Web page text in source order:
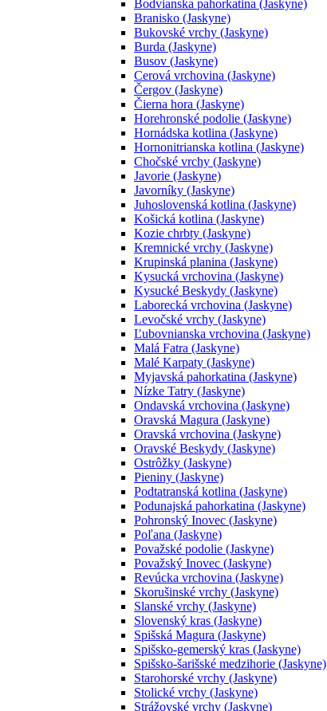
Bodvianska pahorkatina (Jaskyne)
Branisko (Jaskyne)
Bukovské vrchy (Jaskyne)
Burda (Jaskyne)
Busov (Jaskyne)
Cerová vrchovina (Jaskyne)
Čergov (Jaskyne)
Čierna hora (Jaskyne)
Horehronské podolie (Jaskyne)
Hornádska kotlina (Jaskyne)
Hornonitrianska kotlina (Jaskyne)
Chočské vrchy (Jaskyne)
Javorie (Jaskyne)
Javorníky (Jaskyne)
Juhoslovenská kotlina (Jaskyne)
Košická kotlina (Jaskyne)
Kozie chrbty (Jaskyne)
Kremnické vrchy (Jaskyne)
Krupinská planina (Jaskyne)
Kysucká vrchovina (Jaskyne)
Kysucké Beskydy (Jaskyne)
Laborecká vrchovina (Jaskyne)
Levočské vrchy (Jaskyne)
Ľubovnianska vrchovina (Jaskyne)
Malá Fatra (Jaskyne)
Malé Karpaty (Jaskyne)
Myjavská pahorkatina (Jaskyne)
Nízke Tatry (Jaskyne)
Ondavská vrchovina (Jaskyne)
Oravská Magura (Jaskyne)
Oravská vrchovina (Jaskyne)
Oravské Beskydy (Jaskyne)
Ostrôžky (Jaskyne)
Pieniny (Jaskyne)
Podtatranská kotlina (Jaskyne)
Podunajská pahorkatina (Jaskyne)
Pohronský Inovec (Jaskyne)
Poľana (Jaskyne)
Považské podolie (Jaskyne)
Považský Inovec (Jaskyne)
Revúcka vrchovina (Jaskyne)
Skorušinské vrchy (Jaskyne)
Slanské vrchy (Jaskyne)
Slovenský kras (Jaskyne)
Spišská Magura (Jaskyne)
Spišsko-gemerský kras (Jaskyne)
Spišsko-šarišské medzihorie (Jaskyne)
Starohorské vrchy (Jaskyne)
Stolické vrchy (Jaskyne)
Strážovské vrchy (Jaskyne)